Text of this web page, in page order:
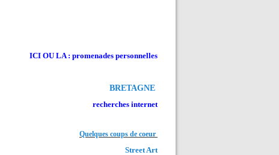
ICI OU LA : promenades personnelles
BRETAGNE
recherches internet
Quelques coups de coeur
Street Art